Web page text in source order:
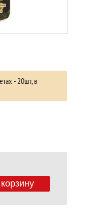
- 20шт, в